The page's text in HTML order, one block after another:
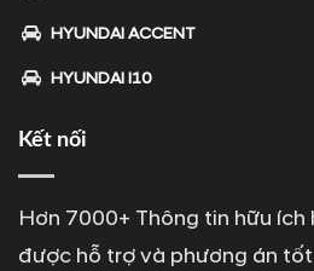
HYUNDAI ACCENT
HYUNDAI I10
Kết nối
Hơn 7000+ Thông tin hữu
được hỗ trợ và phương án